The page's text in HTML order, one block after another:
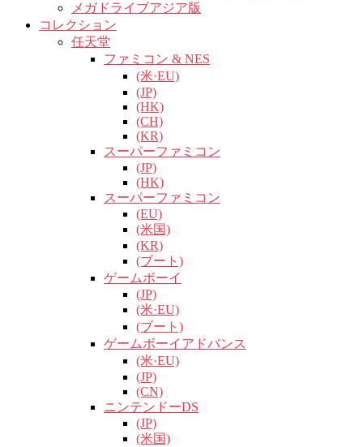
メガドライブアジア版
コレクション
任天堂
ファミコン & NES
(米·EU)
(JP)
(HK)
(CH)
(KR)
スーパーファミコン
(JP)
(HK)
スーパーファミコン
(EU)
(米国)
(KR)
(ブート)
ゲームボーイ
(JP)
(米·EU)
(ブート)
ゲームボーイアドバンス
(米·EU)
(JP)
(CN)
ニンテンドーDS
(JP)
(米国)